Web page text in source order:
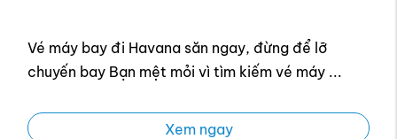
Vé máy bay đi Havana săn ngay, đừng để lỡ
chuyến bay Bạn mệt mỏi vì tìm kiếm vé máy ...
Xem ngay